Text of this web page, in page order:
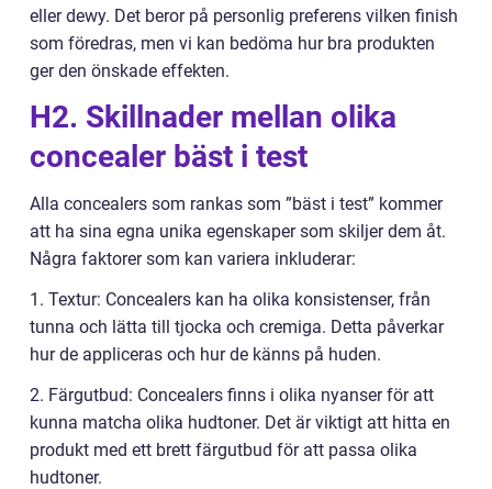
eller dewy. Det beror på personlig preferens vilken finish
som föredras, men vi kan bedöma hur bra produkten
ger den önskade effekten.
H2. Skillnader mellan olika
concealer bäst i test
Alla concealers som rankas som ”bäst i test” kommer
att ha sina egna unika egenskaper som skiljer dem åt.
Några faktorer som kan variera inkluderar:
1. Textur: Concealers kan ha olika konsistenser, från
tunna och lätta till tjocka och cremiga. Detta påverkar
hur de appliceras och hur de känns på huden.
2. Färgutbud: Concealers finns i olika nyanser för att
kunna matcha olika hudtoner. Det är viktigt att hitta en
produkt med ett brett färgutbud för att passa olika
hudtoner.